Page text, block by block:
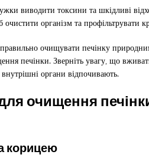
виводити токсини та шкідливі
організм та профільтрувати
очищувати печінку
печінки. Зверніть увагу, що
органи відпочивають.
очищення
корицею